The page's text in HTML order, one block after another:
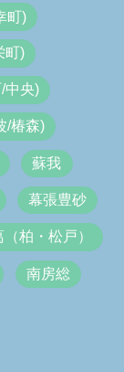
町)
町)
中央)
/椿森)
蘇我
幕張豊砂
柏・松戸）
南房総